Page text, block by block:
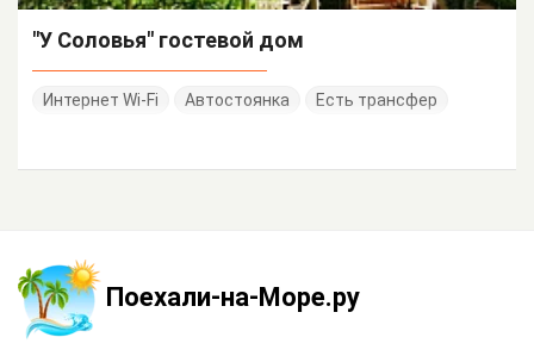
"У Соловья" гостевой дом
Интернет Wi-Fi Автостоянка Есть трансфер
Поехали-на-Море.ру